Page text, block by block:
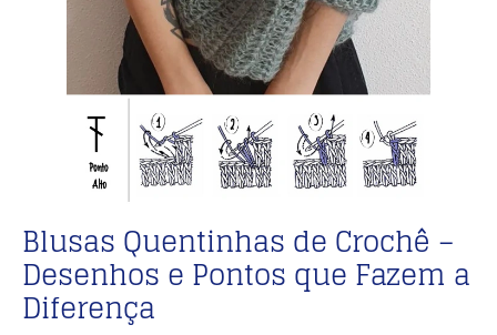
Blusas Quentinhas de Crochê –
Desenhos e Pontos que Fazem a
Diferença